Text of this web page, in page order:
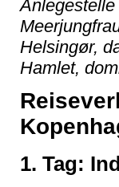
Helsingør,
Hamlet,
1. Tag: